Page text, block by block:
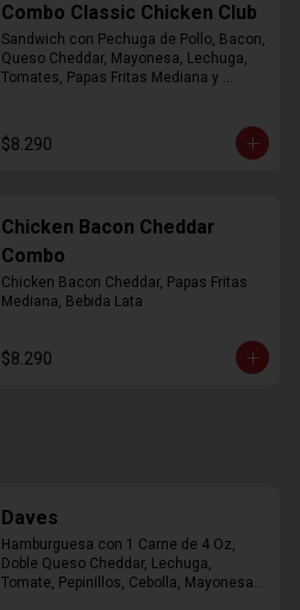
Combo Classic Chicken Club
Sandwich con Pechuga de Pollo, Bacon,
Queso Cheddar, Mayonesa, Lechuga,
Tomates, Papas Fritas Mediana y
$8.290
Chicken Bacon Cheddar
Combo
Chicken Bacon Cheddar, Papas Fritas
Mediana, Bebida Lata
$8.290
Daves
Hamburguesa con 1 Carne de 4 Oz,
Doble Queso Cheddar, Lechuga,
Tomate, Pepinillos, Cebolla, Mayonesa,